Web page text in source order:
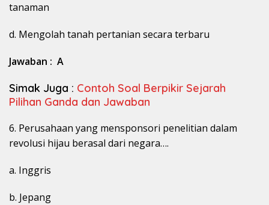
tanaman
d. Mengolah tanah pertanian secara terbaru
Jawaban : A
Simak Juga : Contoh Soal Berpikir Sejarah
Pilihan Ganda dan Jawaban
6. Perusahaan yang mensponsori penelitian dalam
revolusi hijau berasal dari negara….
a. Inggris
b. Jepang